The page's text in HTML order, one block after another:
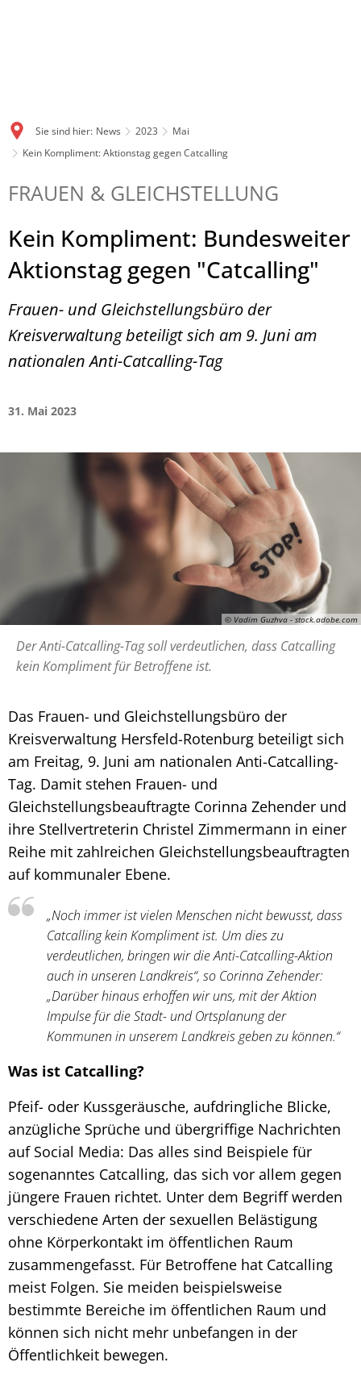
Sie sind hier: News 2023
Mai
Kein Kompliment: Aktionstag gegen Catcalling
FRAUEN & GLEICHSTELLUNG
Kein Kompliment: Bundesweiter
Aktionstag gegen "Catcalling"
Frauen- und Gleichstellungsbüro der
Kreisverwaltung beteiligt sich am 9. Juni am
nationalen Anti-Catcalling-Tag
31. Mai 2023
© Vadim Guzhva - stock.adobe.com
Der Anti-Catcalling-Tag soll verdeutlichen, dass Catcalling
kein Kompliment für Betroffene ist.
Das Frauen- und Gleichstellungsbüro der
Kreisverwaltung Hersfeld-Rotenburg beteiligt sich
am Freitag, 9. Juni am nationalen Anti-Catcalling-
Tag. Damit stehen Frauen- und
Gleichstellungsbeauftragte Corinna Zehender und
ihre Stellvertreterin Christel Zimmermann in einer
Reihe mit zahlreichen Gleichstellungsbeauftragten
auf kommunaler Ebene.
„Noch immer ist vielen Menschen nicht bewusst, dass
Catcalling kein Kompliment ist. Um dies zu
verdeutlichen, bringen wir die Anti-Catcalling-Aktion
auch in unseren Landkreis“, so Corinna Zehender:
„Darüber hinaus erhoffen wir uns, mit der Aktion
Impulse für die Stadt- und Ortsplanung der
Kommunen in unserem Landkreis geben zu können.“
Was ist Catcalling?
Pfeif- oder Kussgeräusche, aufdringliche Blicke,
anzügliche Sprüche und übergriffige Nachrichten
auf Social Media: Das alles sind Beispiele für
sogenanntes Catcalling, das sich vor allem gegen
jüngere Frauen richtet. Unter dem Begriff werden
verschiedene Arten der sexuellen Belästigung
ohne Körperkontakt im öffentlichen Raum
zusammengefasst. Für Betroffene hat Catcalling
meist Folgen. Sie meiden beispielsweise
bestimmte Bereiche im öffentlichen Raum und
können sich nicht mehr unbefangen in der
Öffentlichkeit bewegen.